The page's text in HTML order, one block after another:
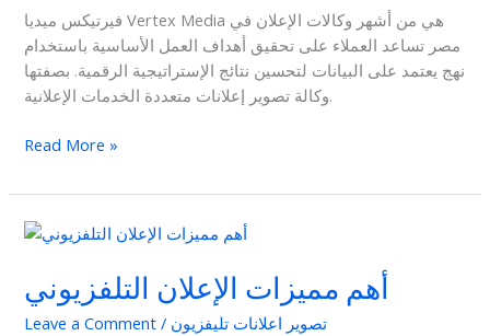
فيرتيكس ميديا Vertex Media هي من أشهر وكالات الإعلان في
مصر تساعد العملاء على تحقيق أهداف العمل الأساسية باستخدام
نهج يعتمد على البيانات لتحسين نتائج الإستراتيجية الرقمية. بصفتها
وكالة تصوير إعلانات متعددة الخدمات الإعلانية.
Read More »
أهم مميزات الإعلان التلفزيوني
Leave a Comment / تصوير اعلانات تليفزيون
أهم
الإعلان
التلفزيوني